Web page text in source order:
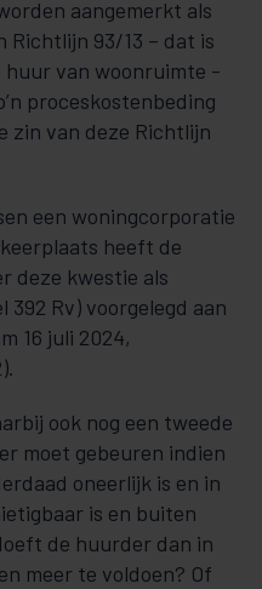
aangemerkt als
Richtlijn 93/13 – dat is
huur van woonruimte -
proceskostenbeding
zin van deze Richtlijn
een woningcorporatie
heeft de
deze kwestie als
Rv) voorgelegd aan
16 juli 2024,
ook nog een tweede
moet gebeuren indien
oneerlijk is en in
is en buiten
de huurder dan in
meer te voldoen? Of